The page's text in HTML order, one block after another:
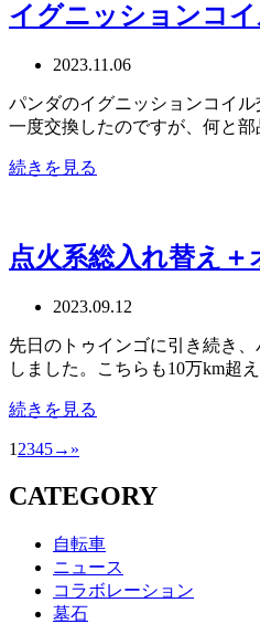
イグニッションコ
2023.11.06
パンダのイグニッションコイ
一度交換したのですが、何と
続きを見る
点火系総入れ替え＋
2023.09.12
先日のトゥインゴに引き続き
しました。こちらも10万km超
続きを見る
1 2345→ »
CATEGORY
自転車
ニュース
コラボレーション
墓石